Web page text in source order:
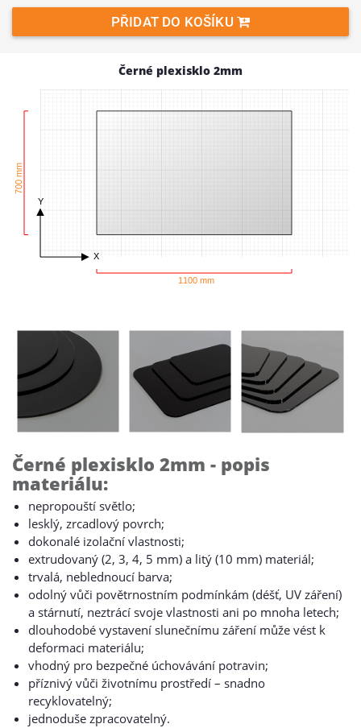
PŘIDAT DO KOŠÍKU
Černé plexisklo 2mm
X
Y
1100 mm
700 mm
Černé plexisklo 2mm - popis
materiálu:
nepropouští světlo;
lesklý, zrcadlový povrch;
dokonalé izolační vlastnosti;
extrudovaný (2, 3, 4, 5 mm) a litý (10 mm) materiál;
trvalá, neblednoucí barva;
odolný vůči povětrnostním podmínkám (déšť, UV záření)
a stárnutí, neztrácí svoje vlastnosti ani po mnoha letech;
dlouhodobé vystavení slunečnímu záření může vést k
deformaci materiálu;
vhodný pro bezpečné úchovávání potravin;
příznivý vůči životnímu prostředí – snadno
recyklovatelný;
jednoduše zpracovatelný.